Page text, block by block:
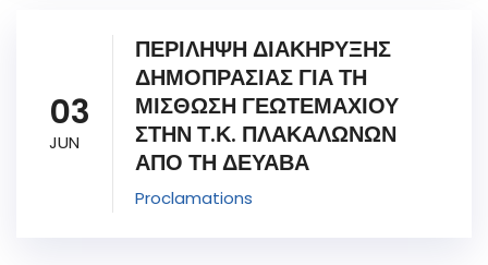
03
JUN
ΠΕΡΙΛΗΨΗ ΔΙΑΚΗΡΥΞΗΣ
ΔΗΜΟΠΡΑΣΙΑΣ ΓΙΑ ΤΗ
ΜΙΣΘΩΣΗ ΓΕΩΤΕΜΑΧΙΟΥ
ΣΤΗΝ Τ.Κ. ΠΛΑΚΑΛΩΝΩΝ
ΑΠΟ ΤΗ ΔΕΥΑΒΑ
Proclamations